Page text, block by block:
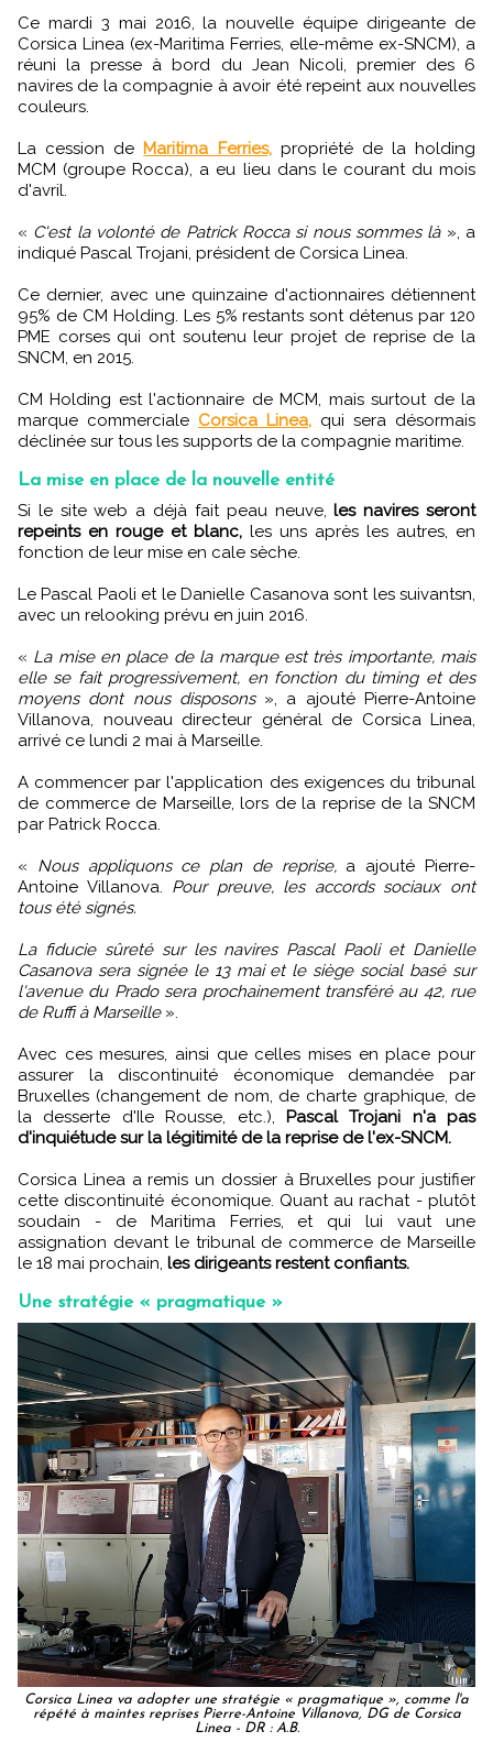
Ce mardi 3 mai 2016, la nouvelle équipe dirigeante de
Corsica Linea (ex-Maritima Ferries, elle-même ex-SNCM), a
réuni la presse à bord du Jean Nicoli, premier des 6
navires de la compagnie à avoir été repeint aux nouvelles
couleurs.
La cession de Maritima Ferries,propriété de la holding
MCM (groupe Rocca), a eu lieu dans le courant du mois
d'avril.
« C'est la volonté de Patrick Rocca si nous sommes là», a
indiqué Pascal Trojani, président de Corsica Linea.
Ce dernier, avec une quinzaine d'actionnaires détiennent
95% de CM Holding. Les 5% restants sont détenus par 120
PME corses qui ont soutenu leur projet de reprise de la
SNCM, en 2015.
CM Holding est l'actionnaire de MCM, mais surtout de la
marque commerciale Corsica Linea, qui sera désormais
déclinée sur tous les supports de la compagnie maritime.
La mise en place de la nouvelle entité
Si le site web a déjà fait peau neuve,les navires seront
repeints en rouge et blanc, les uns après les autres, en
fonction de leur mise en cale sèche.
Le Pascal Paoli et le Danielle Casanova sont les suivantsn,
avec un relooking prévu en juin 2016.
« La mise en place de la marque est très importante, mais
elle se fait progressivement, en fonction du timing et des
moyens dont nous disposons», a ajouté Pierre-Antoine
Villanova, nouveau directeur général de Corsica Linea,
arrivé ce lundi 2 mai à Marseille.
A commencer par l'application des exigences du tribunal
de commerce de Marseille, lors de la reprise de la SNCM
par Patrick Rocca.
« Nous appliquons ce plan de reprise,a ajouté Pierre-
Antoine Villanova. Pour preuve, les accords sociaux ont
tous été signés.
La fiducie sûreté sur les navires Pascal Paoli et Danielle
Casanova sera signée le 13 mai et le siège social basé sur
l'avenue du Prado sera prochainement transféré au 42, rue
de Ruffi à Marseille».
Avec ces mesures, ainsi que celles mises en place pour
assurer la discontinuité économique demandée par
Bruxelles (changement de nom, de charte graphique, de
la desserte d'Ile Rousse, etc.), Pascal Trojani n'a pas
d'inquiétude sur la légitimité de la reprise de l'ex-SNCM.
Corsica Linea a remis un dossier à Bruxelles pour justifier
cette discontinuité économique. Quant au rachat - plutôt
soudain - de Maritima Ferries, et qui lui vaut une
assignation devant le tribunal de commerce de Marseille
le 18 mai prochain, les dirigeants restent confiants.
Une stratégie « pragmatique »
Corsica Linea va adopter une stratégie « pragmatique », comme l'a
répété à maintes reprises Pierre-Antoine Villanova, DG de Corsica
Linea - DR : A.B.